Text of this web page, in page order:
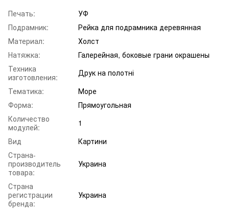
Печать:
УФ
Подрамник:
Рейка для подрамника деревянная
Материал:
Холст
Натяжка:
Галерейная, боковые грани окрашены
Техника
изготовления:
Друк на полотні
Тематика:
Море
Форма:
Прямоугольная
Количество
модулей:
1
Вид
Картини
Страна-
производитель
товара:
Украина
Страна
регистрации
бренда:
Украина